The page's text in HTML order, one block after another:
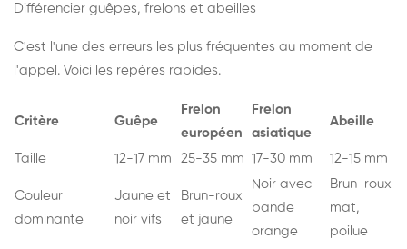
Différencier guêpes, frelons et abeilles
C'est l'une des erreurs les plus fréquentes au moment de
l'appel. Voici les repères rapides.
Critère Guêpe
Frelon
européen
Frelon
asiatique
Abeille
Taille 12-17 mm 25-35 mm 17-30 mm 12-15 mm
Couleur
dominante
Jaune et
noir vifs
Brun-roux
et jaune
Noir avec
bande
orange
Brun-roux
mat,
poilue